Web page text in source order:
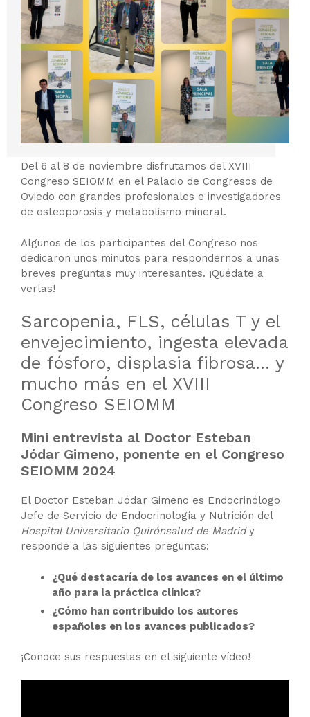
Del 6 al 8 de noviembre disfrutamos del XVIII
Congreso SEIOMM en el Palacio de Congresos de
Oviedo con grandes profesionales e investigadores
de osteoporosis y metabolismo mineral.
Algunos de los participantes del Congreso nos
dedicaron unos minutos para respondernos a unas
breves preguntas muy interesantes. ¡Quédate a
verlas!
Sarcopenia, FLS, células T y el
envejecimiento, ingesta elevada
de fósforo, displasia fibrosa… y
mucho más en el XVIII
Congreso SEIOMM
Mini entrevista al Doctor Esteban
Jódar Gimeno, ponente en el Congreso
SEIOMM 2024
El Doctor Esteban Jódar Gimeno es Endocrinólogo
Jefe de Servicio de Endocrinología y Nutrición del
Hospital Universitario Quirónsalud de Madridy
responde a las siguientes preguntas:
¿Qué destacaría de los avances en el último
año para la práctica clínica?
¿Cómo han contribuido los autores
españoles en los avances publicados?
¡Conoce sus respuestas en el siguiente vídeo!